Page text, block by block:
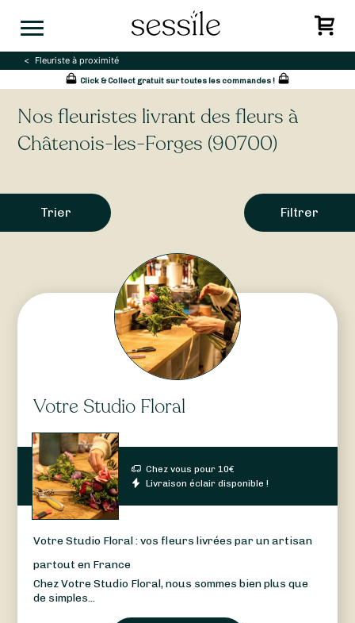
Fleuriste à proximité
Click & Collect gratuit sur toutes les commandes !
Nos fleuristes livrant des fleurs à
Châtenois-les-Forges (90700)
Trier Filtrer
Votre Studio Floral
Chez vous pour10€
Livraison éclair disponible !
Votre Studio Floral : vos fleurs livrées par un artisan
partout en France
Chez Votre Studio Floral, nous sommes bien plus que
de simples...